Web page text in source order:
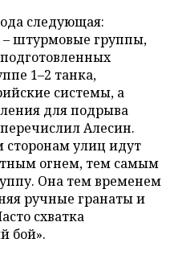
следующая:
– штурмовые группы,
1–2 танка,
системы, а
для подрыва
Алесин.
сторонам улиц идут
огнем, тем самым
Она тем временем
ручные гранаты и
схватка
бой».